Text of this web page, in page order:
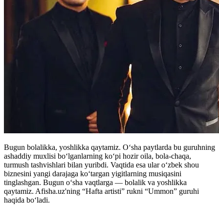
Bugun bolalikka, yoshlikka qaytamiz. Oʻsha paytlarda bu guruhning
ashaddiy muxlisi boʻlganlarning koʻpi hozir oila, bola-chaqa,
turmush tashvishlari bilan yuribdi. Vaqtida esa ular oʻzbek shou
biznesini yangi darajaga koʻtargan yigitlarning musiqasini
tinglashgan. Bugun oʻsha vaqtlarga — bolalik va yoshlikka
qaytamiz. Afisha.uz'ning “Hafta artisti” rukni “Ummon” guruhi
haqida boʻladi.